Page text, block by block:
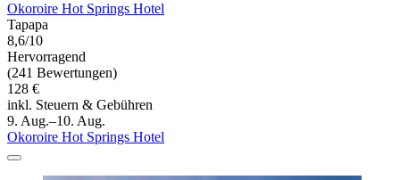
Okoroire Hot Springs Hotel
Tapapa
8,6/10
Hervorragend
(241 Bewertungen)
128 €
inkl. Steuern & Gebühren
9. Aug.–10. Aug.
Okoroire Hot Springs Hotel